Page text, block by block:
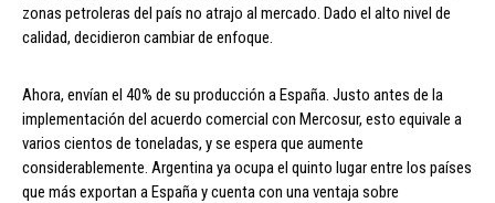
zonas petroleras del país no atrajo al mercado. Dado el alto nivel de
calidad, decidieron cambiar de enfoque.
Ahora, envían el 40% de su producción a España. Justo antes de la
implementación del acuerdo comercial con Mercosur, esto equivale a
varios cientos de toneladas, y se espera que aumente
considerablemente. Argentina ya ocupa el quinto lugar entre los países
que más exportan a España y cuenta con una ventaja sobre